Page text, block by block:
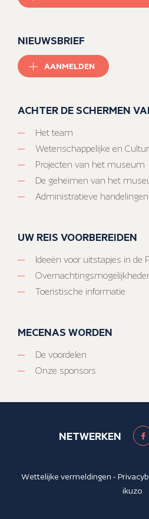
NIEUWSBRIEF
AANMELDEN
ACHTER DE SCHERMEN
Het team
Wetenschappelijke en
Projecten van het museum
De geheimen van het
Administratieve handelingen
UW REIS VOORBEREIDEN
Ideeën voor uitstapjes in de
Toeristische informatie
MECENAS WORDEN
De voordelen
Onze sponsors
NETWERKEN
Wettelijke vermeldingen -
ikuzo